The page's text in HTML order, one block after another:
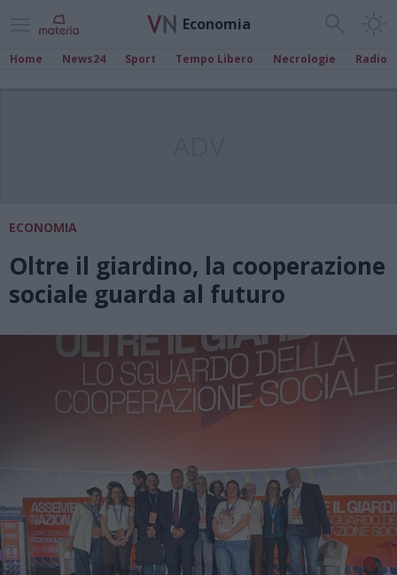
Economia
Home News24 Sport Tempo Libero Necrologie Radio
ECONOMIA
Oltre il giardino, la cooperazione
sociale guarda al futuro